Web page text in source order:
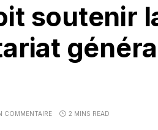
soutenir
COMMENTAIRE 2 MINS READ